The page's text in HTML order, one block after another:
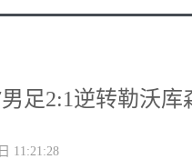
足2:1逆转勒沃
11:21:28